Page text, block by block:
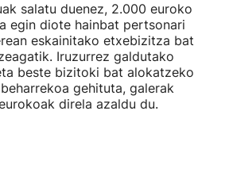
salatu duenez, 2.000 euroko
egin diote hainbat pertsonari
eskainitako etxebizitza bat
Iruzurrez galdutako
beste bizitoki bat alokatzeko
gehituta, galerak
direla azaldu du.